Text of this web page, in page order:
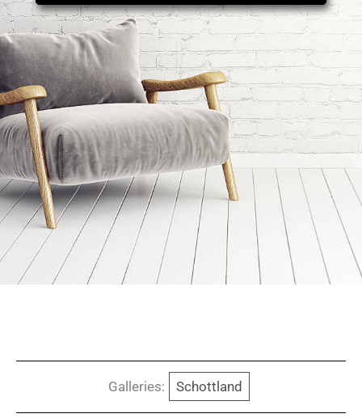
Galleries: Schottland